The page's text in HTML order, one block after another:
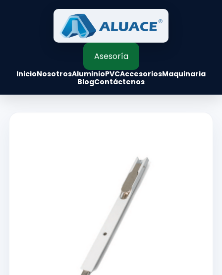
InicioNosotrosAluminioPVCAccesoriosMaquinaria
BlogContáctenos
Asesoría